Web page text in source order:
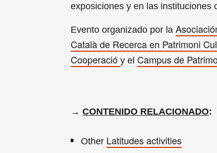
exposiciones y en las instituciones
Evento organizado por la
Català de Recerca en Patrimoni
Cooperació y el Campus de
→ CONTENIDO RELACIONADO:
Other Latitudes activities